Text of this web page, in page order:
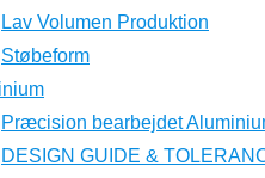
Lav Volumen Produktion
Støbeform
Præcision bearbejdet
DESIGN GUIDE &